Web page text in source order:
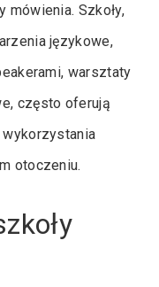
mówienia. Szkoły,
językowe,
warsztaty
często oferują
otoczeniu.